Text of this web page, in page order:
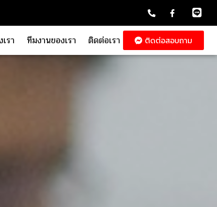
รา ทีมงานของเรา ติดต่อเรา ติดต่อสอบถาม